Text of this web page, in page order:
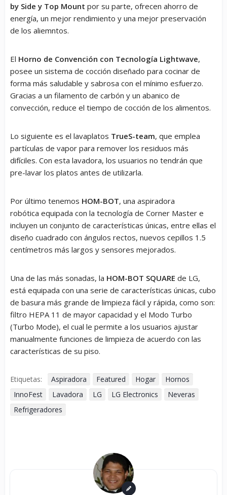
by Side y Top Mount por su parte, ofrecen ahorro de
energía, un mejor rendimiento y una mejor preservación
de los aliemntos.
El Horno de Convención con Tecnología Lightwave,
posee un sistema de cocción diseñado para cocinar de
forma más saludable y sabrosa con el mínimo esfuerzo.
Gracias a un filamento de carbón y un abanico de
convección, reduce el tiempo de cocción de los alimentos.
Lo siguiente es el lavaplatos TrueS-team, que emplea
partículas de vapor para remover los residuos más
difíciles. Con esta lavadora, los usuarios no tendrán que
pre-lavar los platos antes de utilizarla.
Por último tenemos HOM-BOT, una aspiradora
robótica equipada con la tecnología de Corner Master e
incluyen un conjunto de características únicas, entre ellas el
diseño cuadrado con ángulos rectos, nuevos cepillos 1.5
centímetros más largos y sensores mejorados.
Una de las más sonadas, la HOM-BOT SQUARE de LG,
está equipada con una serie de características únicas, cubo
de basura más grande de limpieza fácil y rápida, como son:
filtro HEPA 11 de mayor capacidad y el Modo Turbo
(Turbo Mode), el cual le permite a los usuarios ajustar
manualmente funciones de limpieza de acuerdo con las
características de su piso.
Etiquetas: Aspiradora Featured Hogar
Hornos
InnoFest
Lavadora LG LG Electronics
Neveras
Refrigeradores